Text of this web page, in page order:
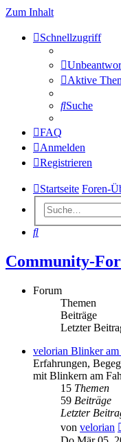
Zum Inhalt
Schnellzugriff
Aktive
Suche
FAQ
Anmelden
Registrieren
Startseite Foren-
Suche
Community-
Forum
Themen
Beiträge
Letzter
velorian Blinker am
Erfahrungen,
mit Blinkern am
15 Themen
59 Beiträge
Letzter
von velorian